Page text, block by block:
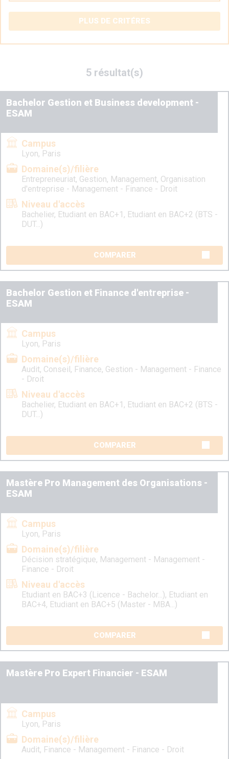
PLUS DE CRITÉRES
5 résultat(s)
Bachelor Gestion et Business development -
ESAM
Campus
Lyon, Paris
Domaine(s)/filière
Entrepreneuriat, Gestion, Management, Organisation
d'entreprise - Management - Finance - Droit
Niveau d'accès
Bachelier, Etudiant en BAC+1, Etudiant en BAC+2 (BTS -
DUT...)
COMPARER
Bachelor Gestion et Finance d'entreprise -
ESAM
Campus
Lyon, Paris
Domaine(s)/filière
Audit, Conseil, Finance, Gestion - Management - Finance
- Droit
Niveau d'accès
Bachelier, Etudiant en BAC+1, Etudiant en BAC+2 (BTS -
DUT...)
COMPARER
Mastère Pro Management des Organisations -
ESAM
Campus
Lyon, Paris
Domaine(s)/filière
Décision stratégique, Management - Management -
Finance - Droit
Niveau d'accès
Etudiant en BAC+3 (Licence - Bachelor...), Etudiant en
BAC+4, Etudiant en BAC+5 (Master - MBA...)
COMPARER
Mastère Pro Expert Financier - ESAM
Campus
Lyon, Paris
Domaine(s)/filière
Audit, Finance - Management - Finance - Droit